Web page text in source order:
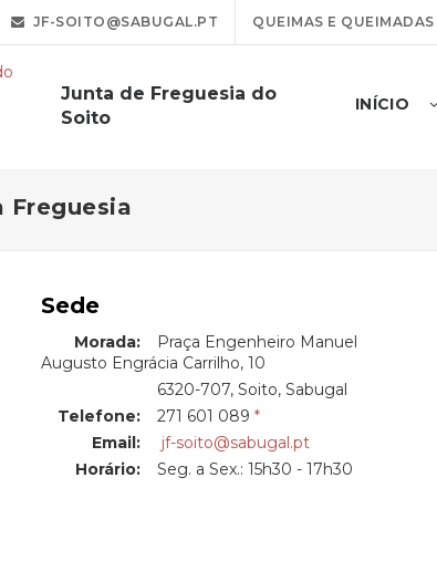
JF-SOITO@SABUGAL.PT QUEIMAS E QUEIMADAS
Junta de Freguesia do
Soito
INÍCIO
Freguesia
Sede
Morada:
Praça Engenheiro Manuel
Augusto Engrácia Carrilho, 10
6320-707, Soito, Sabugal
Telefone:
271 601 089
Email:
jf-soito@sabugal.pt
Horário:
Seg. a Sex.: 15h30 - 17h30